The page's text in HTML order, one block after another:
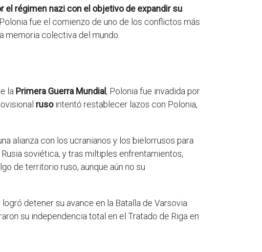
el régimen nazi con el objetivo de expandir su
fue el comienzo de uno de los conflictos más
memoria colectiva del mundo.
la Primera Guerra Mundial, Polonia fue invadida por
rusointentó restablecer lazos con Polonia,
alianza con los ucranianos y los bielorrusos para
soviética, y tras miltiples enfrentamientos,
de territorio ruso, aunque aún no su
detener su avance en la Batalla de Varsovia.
su independencia total en el Tratado de Riga en